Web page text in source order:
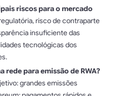
riscos para o mercado
risco de contraparte
insuficiente das
tecnológicas dos
rede para emissão de RWA?
grandes emissões